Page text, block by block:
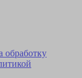
обработку